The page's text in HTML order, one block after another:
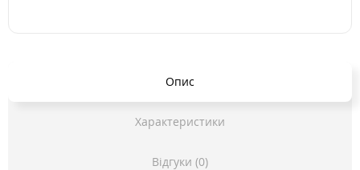
Опис
Характеристики
Відгуки (0)